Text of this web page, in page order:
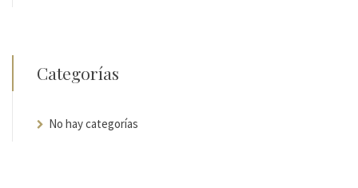
Categorías
No hay categorías